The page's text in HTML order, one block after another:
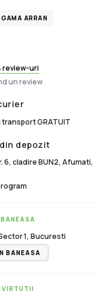
review-uri
un review
transport GRATUIT
depozit
6, cladire BUN2, Afumati,
1, Bucuresti
BANEASA
ARRAN